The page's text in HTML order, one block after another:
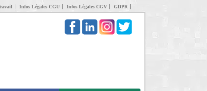
Infos Légales CGU Infos Légales CGV GDPR